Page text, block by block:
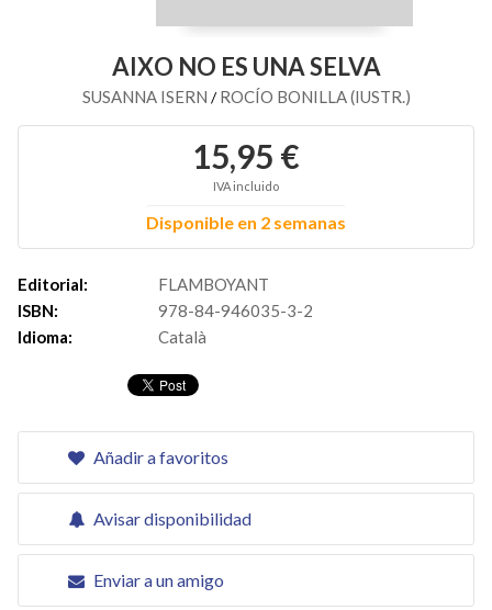
AIXO NO ES UNA SELVA
SUSANNA ISERN /ROCÍO BONILLA (IUSTR.)
15,95 €
IVA incluido
Disponible en 2 semanas
Editorial:
FLAMBOYANT
ISBN:
978-84-946035-3-2
Idioma:
Català
Añadir a favoritos
Avisar disponibilidad
Enviar a un amigo